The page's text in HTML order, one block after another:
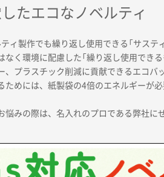
たエコなノベルティ
ィ製作でも繰り返し使用できる「サステ
く環境に配慮した「繰り返し使用できる
、プラスチック削減に貢献できるエコバ
めには、紙製袋の4倍のエネルギーが
みの際は、名入れのプロである弊社に